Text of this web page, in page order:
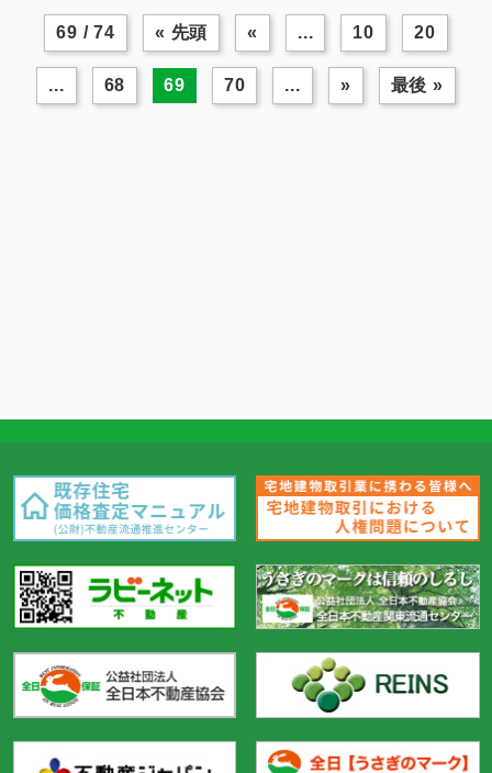
69 / 74 « 先頭 « ... 10 20
... 68 69 70 ... » 最後 »